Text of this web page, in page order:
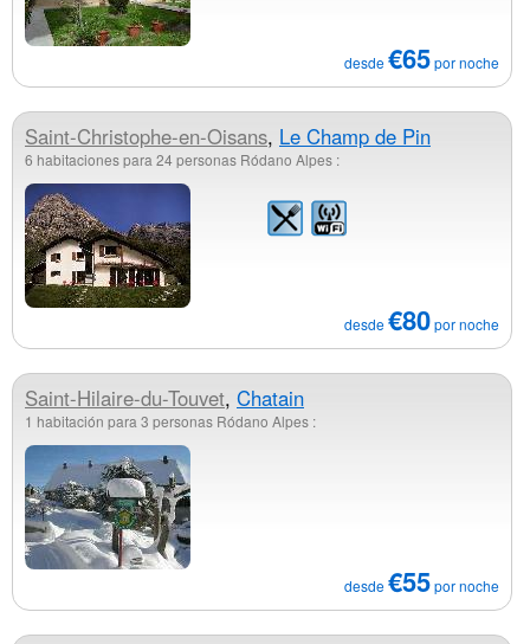
desde€65por noche
Saint-Christophe-en-Oisans, Le Champ de Pin
6 habitaciones para 24 personas Ródano Alpes :
desde€80por noche
Saint-Hilaire-du-Touvet, Chatain
1 habitación para 3 personas Ródano Alpes :
desde€55por noche